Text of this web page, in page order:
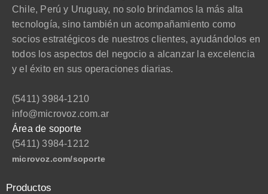
Chile, Perú y Uruguay, no solo brindamos la más alta
tecnología, sino también un acompañamiento como
socios estratégicos de nuestros clientes, ayudándolos en
todos los aspectos del negocio a alcanzar la excelencia
y el éxito en sus operaciones diarias.
(5411) 3984-1210
info@microvoz.com.ar
Área de soporte
(5411) 3984-1212
microvoz.com/soporte
Productos